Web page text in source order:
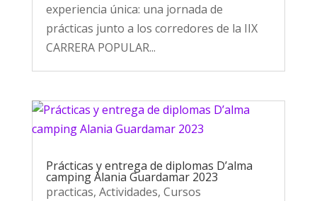
experiencia única: una jornada de
prácticas junto a los corredores de la IIX
CARRERA POPULAR...
Prácticas y entrega de diplomas D’alma
camping Alania Guardamar 2023
practicas, Actividades, Cursos